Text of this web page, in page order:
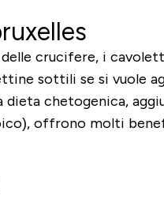
crucifere, i
sottili se si vuole
dieta chetogenica,
offrono molti